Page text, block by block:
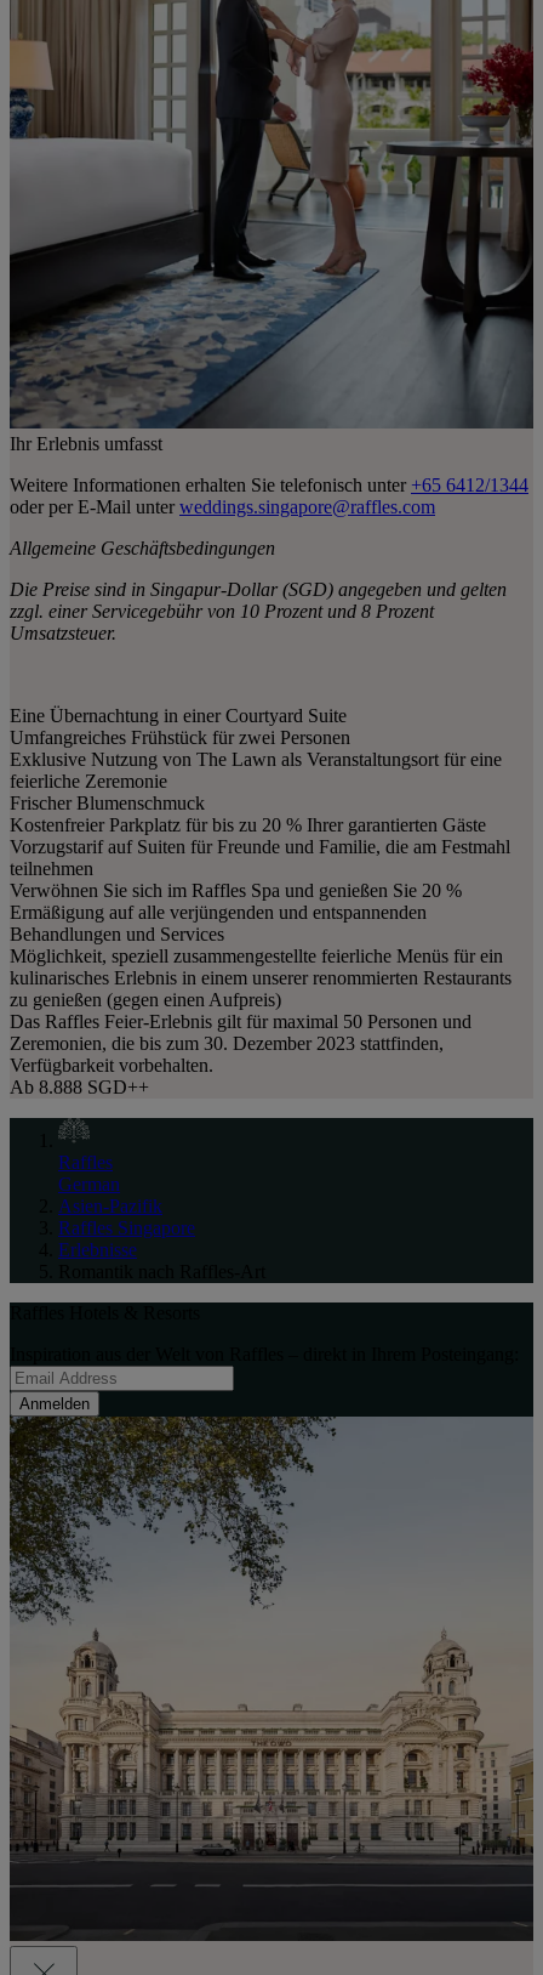
Ihr Erlebnis umfasst
Weitere Informationen erhalten Sie telefonisch unter +65 6412/1344
oder per E-Mail unter weddings.singapore@raffles.com
Allgemeine Geschäftsbedingungen
Die Preise sind in Singapur-Dollar (SGD) angegeben und gelten
zzgl. einer Servicegebühr von 10 Prozent und 8 Prozent
Umsatzsteuer.
Eine Übernachtung in einer Courtyard Suite
Umfangreiches Frühstück für zwei Personen
Exklusive Nutzung von The Lawn als Veranstaltungsort für eine
feierliche Zeremonie
Frischer Blumenschmuck
Kostenfreier Parkplatz für bis zu 20 % Ihrer garantierten Gäste
Vorzugstarif auf Suiten für Freunde und Familie, die am Festmahl
teilnehmen
Verwöhnen Sie sich im Raffles Spa und genießen Sie 20 %
Ermäßigung auf alle verjüngenden und entspannenden
Behandlungen und Services
Möglichkeit, speziell zusammengestellte feierliche Menüs für ein
kulinarisches Erlebnis in einem unserer renommierten Restaurants
zu genießen (gegen einen Aufpreis)
Das Raffles Feier-Erlebnis gilt für maximal 50 Personen und
Zeremonien, die bis zum 30. Dezember 2023 stattfinden,
Verfügbarkeit vorbehalten.
Ab 8.888 SGD++
Raffles
German
Asien-Pazifik
Raffles Singapore
Erlebnisse
Anmelden